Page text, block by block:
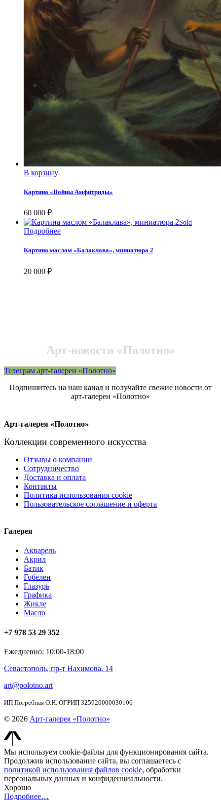
В корзину
Картина «Войны Амфитриды»
60 000 ₽
Sold
Подробнее
Картина маслом «Балаклава», миниатюра 2
20 000 ₽
Арт-новости «Полотно»
Телеграм арт-галереи «Полотно»
Подпишитесь на наш канал и получайте свежие новости от
арт-галереи «Полотно»
Арт-галерея «Полотно»
Коллекции современного искусства
Отзывы о компании
Сотрудничество
Доставка и оплата
Контакты
Политика использования cookie
Пользовательское соглашение и оферта
Галерея
Акварель
Акрил
Батик
Гобелен
Глазурь
Графика
Жикле
Масло
+7 978 53 29 352
Ежедневно: 10:00-18:00
Севастополь, пр-т Нахимова, 14
art@polotno.art
ИП Погребная О.Н. ОГРИП 325920000030106
© 2026 Арт-галерея «Полотно»
Мы используем cookie-файлы для функционирования сайта.
Продолжив использование сайта, вы соглашаетесь с
политикой использования файлов cookie, обработки
персональных данных и конфиденциальности.
Хорошо
Подробнее…